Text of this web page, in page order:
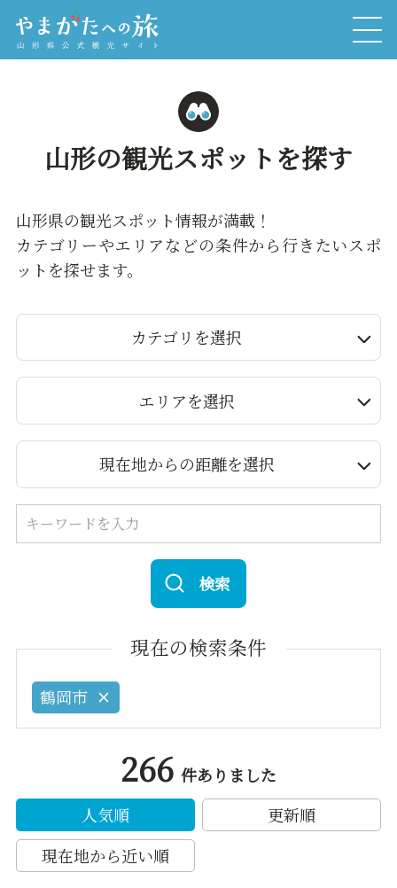
山形の観光スポットを探す
山形県の観光スポット情報が満載！
カテゴリーやエリアなどの条件から行きたいスポ
ットを探せます。
カテゴリを選択
エリアを選択
現在地からの距離を選択
検索
現在の検索条件
鶴岡市
266 件ありました
人気順
更新順
現在地から近い順